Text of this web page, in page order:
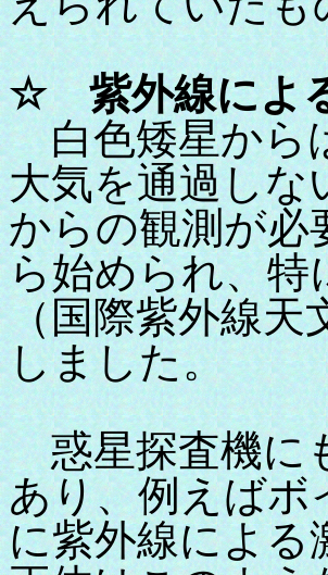
☆ 紫外線に
白色矮星から
大気を通過しな
からの観測が必
ら始められ、特
（国際紫外線天
しました。
惑星探査機に
あり、例えばボ
に紫外線による